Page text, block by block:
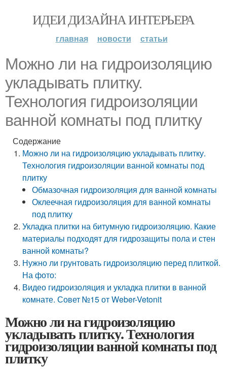
ИДЕИ ДИЗАЙНА ИНТЕРЬЕРА
главная новости статьи
Можно ли на гидроизоляцию
укладывать плитку.
Технология гидроизоляции
ванной комнаты под плитку
Содержание
Можно ли на гидроизоляцию укладывать плитку.
Технология гидроизоляции ванной комнаты под
плитку
Обмазочная гидроизоляция для ванной комнаты
Оклеечная гидроизоляция для ванной комнаты
под плитку
Укладка плитки на битумную гидроизоляцию. Какие
материалы подходят для гидрозащиты пола и стен
ванной комнаты?
Нужно ли грунтовать гидроизоляцию перед плиткой.
На фото:
Видео гидроизоляция и укладка плитки в ванной
комнате. Совет №15 от Weber-Vetonit
Можно ли на гидроизоляцию
укладывать плитку. Технология
гидроизоляции ванной комнаты под
плитку